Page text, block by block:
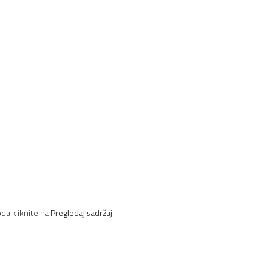
kliknite naPregledaj sadržaj